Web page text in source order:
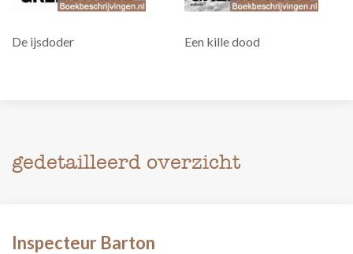
De ijsdoder Een kille dood
gedetailleerd overzicht
Inspecteur Barton